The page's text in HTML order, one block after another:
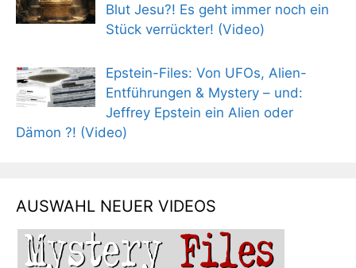
Blut Jesu?! Es geht immer noch ein
Stück verrückter! (Video)
Epstein-Files: Von UFOs, Alien-
Entführungen & Mystery – und:
Jeffrey Epstein ein Alien oder
Dämon ?! (Video)
AUSWAHL NEUER VIDEOS